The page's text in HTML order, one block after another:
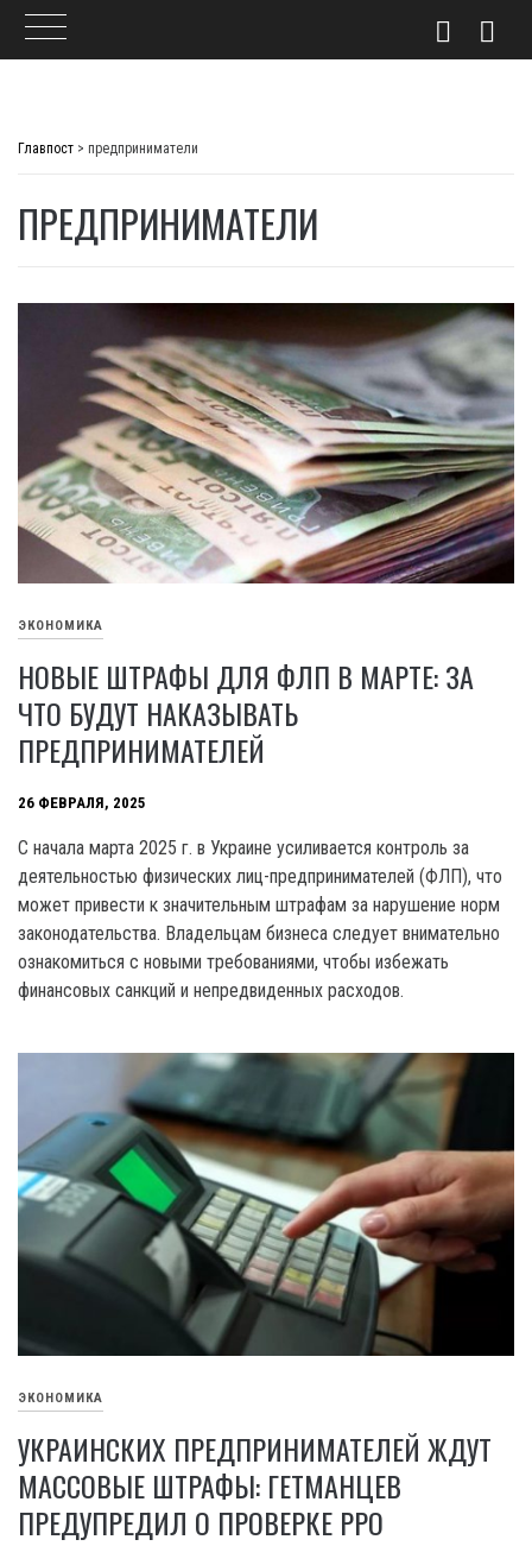
Главпост > предприниматели
ПРЕДПРИНИМАТЕЛИ
ЭКОНОМИКА
НОВЫЕ ШТРАФЫ ДЛЯ ФЛП В МАРТЕ: ЗА
ЧТО БУДУТ НАКАЗЫВАТЬ
ПРЕДПРИНИМАТЕЛЕЙ
26 ФЕВРАЛЯ, 2025
С начала марта 2025 г. в Украине усиливается контроль за
деятельностью физических лиц-предпринимателей (ФЛП), что
может привести к значительным штрафам за нарушение норм
законодательства. Владельцам бизнеса следует внимательно
ознакомиться с новыми требованиями, чтобы избежать
финансовых санкций и непредвиденных расходов.
ЭКОНОМИКА
УКРАИНСКИХ ПРЕДПРИНИМАТЕЛЕЙ ЖДУТ
МАССОВЫЕ ШТРАФЫ: ГЕТМАНЦЕВ
ПРЕДУПРЕДИЛ О ПРОВЕРКЕ РРО